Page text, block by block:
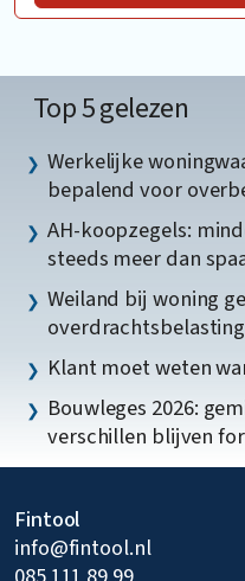
Top 5 gelezen
Werkelijke
bepalend voor
AH-koopzegels:
steeds meer dan
Weiland bij woning
Klant moet weten
Bouwleges 2026:
verschillen blijven
Fintool
info@fintool.nl